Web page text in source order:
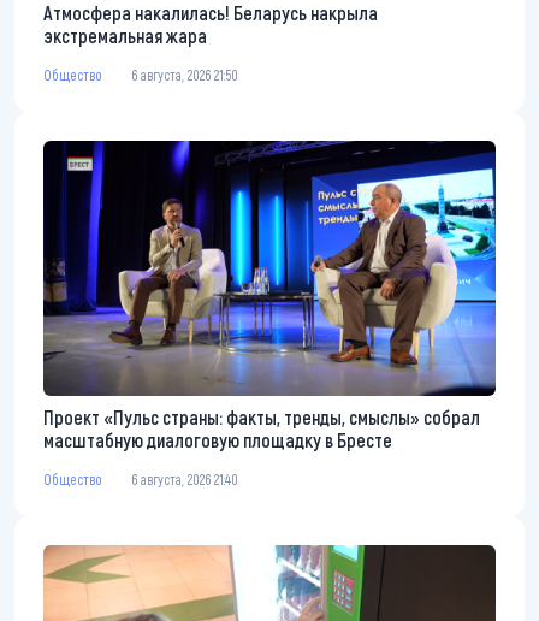
Атмосфера накалилась! Беларусь накрыла
экстремальная жара
Общество 6 августа, 2026 21:50
Проект «Пульс страны: факты, тренды, смыслы» собрал
масштабную диалоговую площадку в Бресте
Общество 6 августа, 2026 21:40